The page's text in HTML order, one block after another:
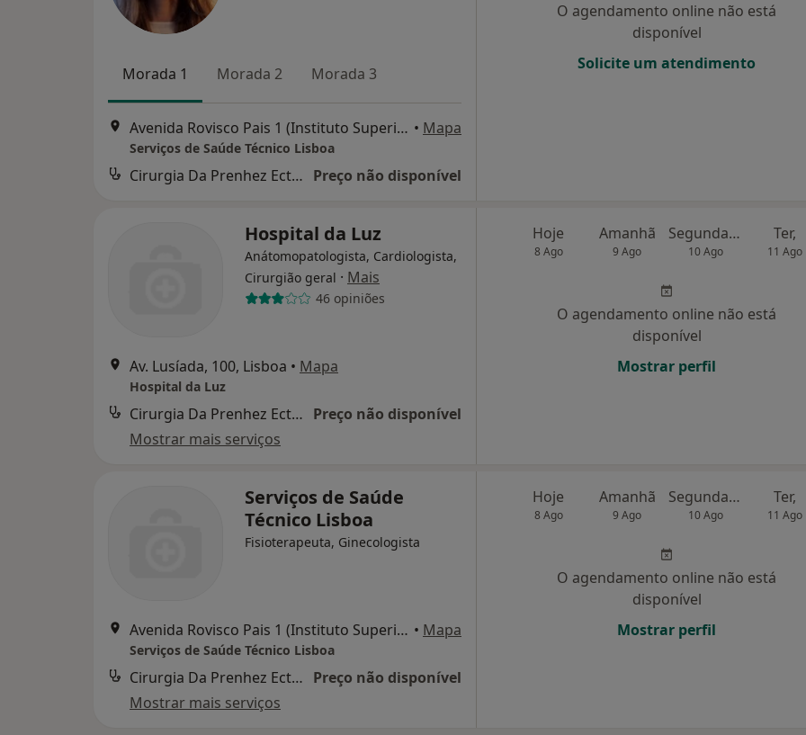
Morada 1 Morada 2 Morada 3
Avenida Rovisco Pais 1 (Instituto Superior Técnico), Lisboa • Mapa
Serviços de Saúde Técnico Lisboa
Cirurgia Da Prenhez Ectopica Preço não disponível
O agendamento online não está
disponível
Solicite um atendimento
Hospital da Luz
Anátomopatologista, Cardiologista,
Cirurgião geral · Mais
46 opiniões
Av. Lusíada, 100, Lisboa • Mapa
Hospital da Luz
Cirurgia Da Prenhez Ectopica Preço não disponível
Mostrar mais serviços
Hoje
8 Ago
Amanhã
9 Ago
Segunda-feira
10 Ago
Ter,
11 Ago
O agendamento online não está
disponível
Mostrar perfil
Serviços de Saúde
Técnico Lisboa
Fisioterapeuta, Ginecologista
Avenida Rovisco Pais 1 (Instituto Superior Técnico), Lisboa • Mapa
Serviços de Saúde Técnico Lisboa
Cirurgia Da Prenhez Ectopica Preço não disponível
Mostrar mais serviços
Hoje
8 Ago
Amanhã
9 Ago
Segunda-feira
10 Ago
Ter,
11 Ago
O agendamento online não está
disponível
Mostrar perfil